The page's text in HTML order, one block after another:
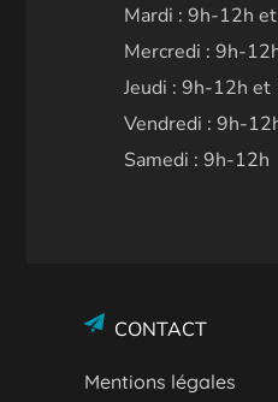
Mardi : 9h-12h
Mercredi : 9h-
Jeudi : 9h-12h
Vendredi : 9h-
Samedi : 9h-12h
CONTACT
Mentions légales